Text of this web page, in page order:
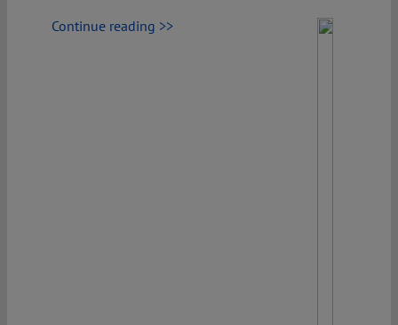
Continue reading >>